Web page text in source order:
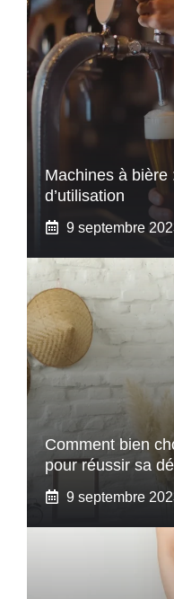
Machines à bière
d’utilisation
9 septembre
Comment bien
pour réussir sa
9 septembre